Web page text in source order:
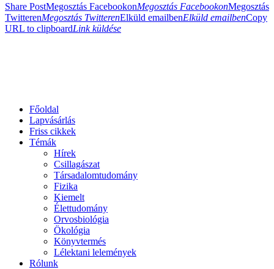
Share PostMegosztás FacebookonMegosztás FacebookonMegosztás
TwitterenMegosztás TwitterenElküld emailbenElküld emailbenCopy
URL to clipboardLink küldése
Főoldal
Lapvásárlás
Friss cikkek
Témák
Hírek
Csillagászat
Társadalomtudomány
Fizika
Kiemelt
Élettudomány
Orvosbiológia
Ökológia
Könyvtermés
Lélektani lelemények
Rólunk